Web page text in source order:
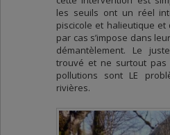
les seuils ont un réel
piscicole et halieutique
par cas s’impose dans
démantèlement. Le
trouvé et ne surtout
pollutions sont LE
rivières.